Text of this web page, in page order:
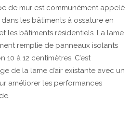
de mur est communément appelé
les bâtiments à ossature en
les bâtiments résidentiels. La lame
remplie de panneaux isolants
à 12 centimètres. C’est
de la lame d’air existante avec un
améliorer les performances